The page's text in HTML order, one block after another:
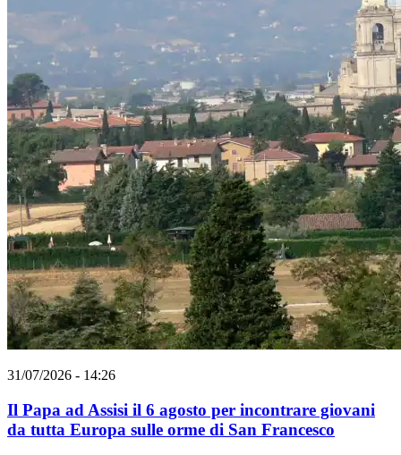
31/07/2026 - 14:26
Il Papa ad Assisi il 6 agosto per incontrare giovani
da tutta Europa sulle orme di San Francesco